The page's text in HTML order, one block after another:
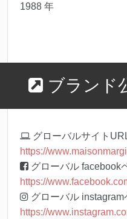
1988 年
ブランド
グローバルサイト
https://
グローバル facebook
https://
グローバル instagram
https://